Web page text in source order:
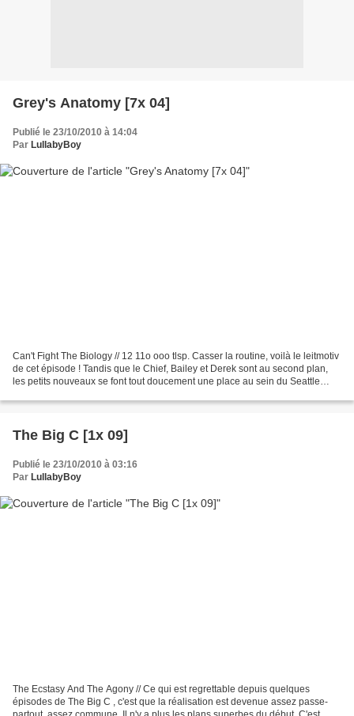
Grey's Anatomy [7x 04]
Publié le 23/10/2010 à 14:04
Par LullabyBoy
Can't Fight The Biology // 12 11o ooo tlsp. Casser la routine, voilà le leitmotiv
de cet épisode ! Tandis que le Chief, Bailey et Derek sont au second plan,
les petits nouveaux se font tout doucement une place au sein du Seattle
The Big C [1x 09]
Publié le 23/10/2010 à 03:16
Par LullabyBoy
The Ecstasy And The Agony // Ce qui est regrettable depuis quelques
épisodes de The Big C , c'est que la réalisation est devenue assez passe-